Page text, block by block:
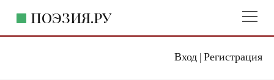
Вход| Регистрация
ПОЭЗИЯ.РУ